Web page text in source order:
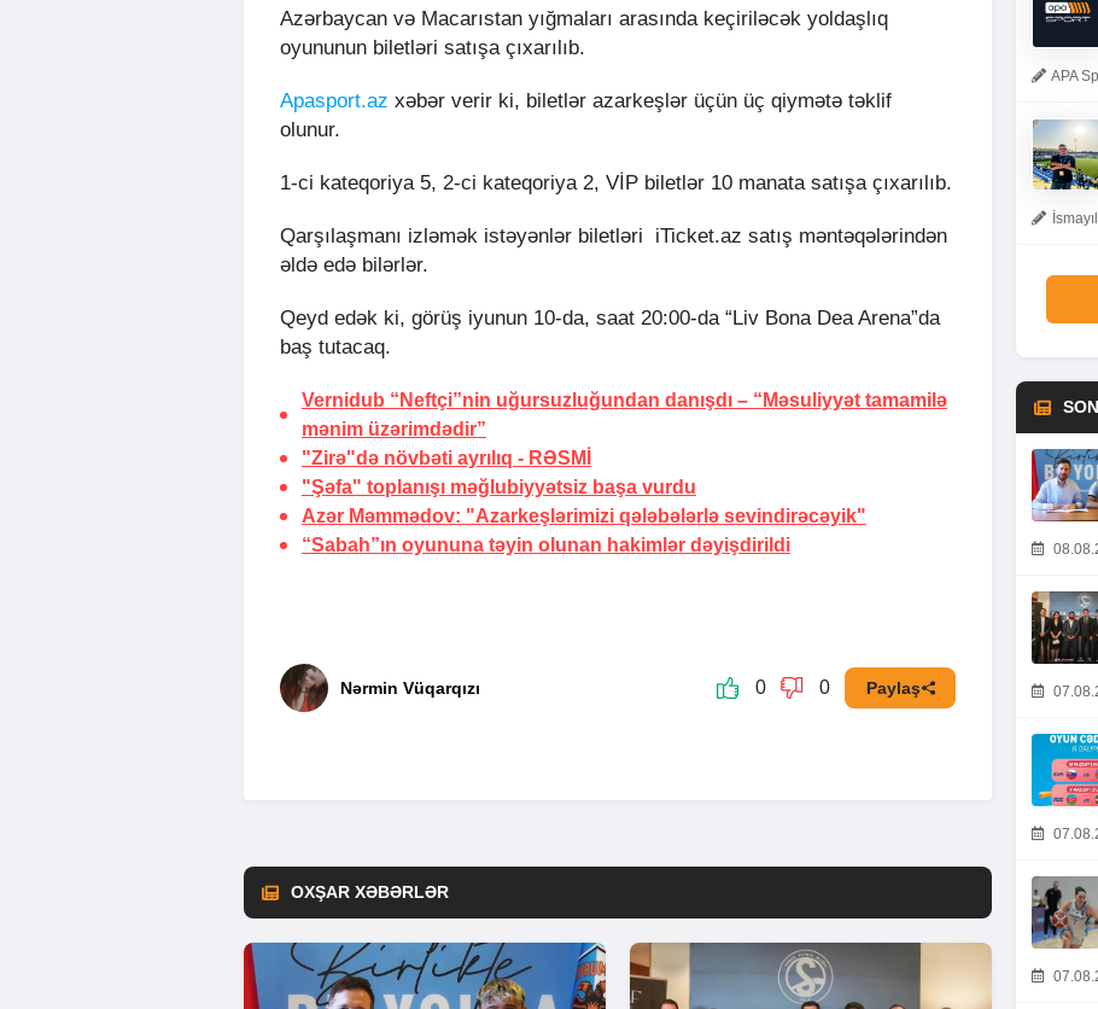
Azərbaycan və Macarıstan yığmaları arasında keçiriləcək yoldaşlıq
oyununun biletləri satışa çıxarılıb.
Apasport.az xəbər verir ki, biletlər azarkeşlər üçün üç qiymətə təklif
olunur.
1-ci kateqoriya 5, 2-ci kateqoriya 2, VİP biletlər 10 manata satışa çıxarılıb.
Qarşılaşmanı izləmək istəyənlər biletləri iTicket.az satış məntəqələrindən
əldə edə bilərlər.
Qeyd edək ki, görüş iyunun 10-da, saat 20:00-da “Liv Bona Dea Arena”da
baş tutacaq.
Vernidub “Neftçi”nin uğursuzluğundan danışdı – “Məsuliyyət tamamilə
mənim üzərimdədir”
"Zirə"də növbəti ayrılıq - RƏSMİ
"Şəfa" toplanışı məğlubiyyətsiz başa vurdu
Azər Məmmədov: "Azarkeşlərimizi qələbələrlə sevindirəcəyik"
“Sabah”ın oyununa təyin olunan hakimlər dəyişdirildi
Nərmin Vüqarqızı 0 0 Paylaş
OXŞAR XƏBƏRLƏR
APA